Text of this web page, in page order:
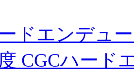
ドエンデュ
CGCハード